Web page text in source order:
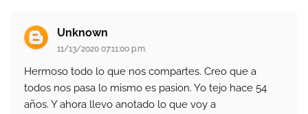
Unknown
11/13/2020 07:11:00 p.m.
Hermoso todo lo que nos compartes. Creo que a
todos nos pasa lo mismo es pasion. Yo tejo hace 54
años. Y ahora llevo anotado lo que voy a